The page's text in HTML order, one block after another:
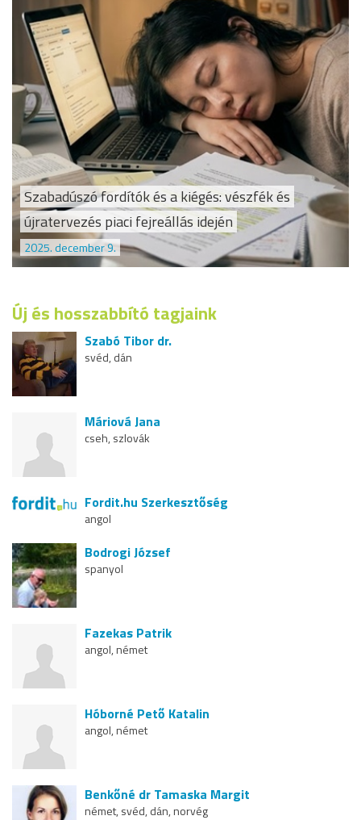
Szabadúszó fordítók és a kiégés: vészfék és
újratervezés piaci fejreállás idején
2025. december 9.
Új és hosszabbító tagjaink
Szabó Tibor dr.
svéd, dán
Máriová Jana
cseh, szlovák
Fordit.hu Szerkesztőség
angol
Bodrogi József
spanyol
Fazekas Patrik
angol, német
Hóborné Pető Katalin
angol, német
Benkőné dr Tamaska Margit
német, svéd, dán, norvég